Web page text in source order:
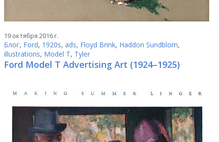
19 октября 2016 г.
Блог, Ford, 1920s, ads, Floyd Brink, Haddon Sundblom,
illustrations, Model T, Tyler
Ford Model T Advertising Art (1924–1925)